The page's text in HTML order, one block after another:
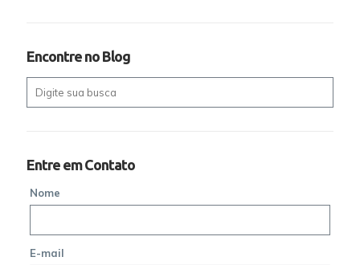
Encontre no Blog
Entre em Contato
Nome
E-mail